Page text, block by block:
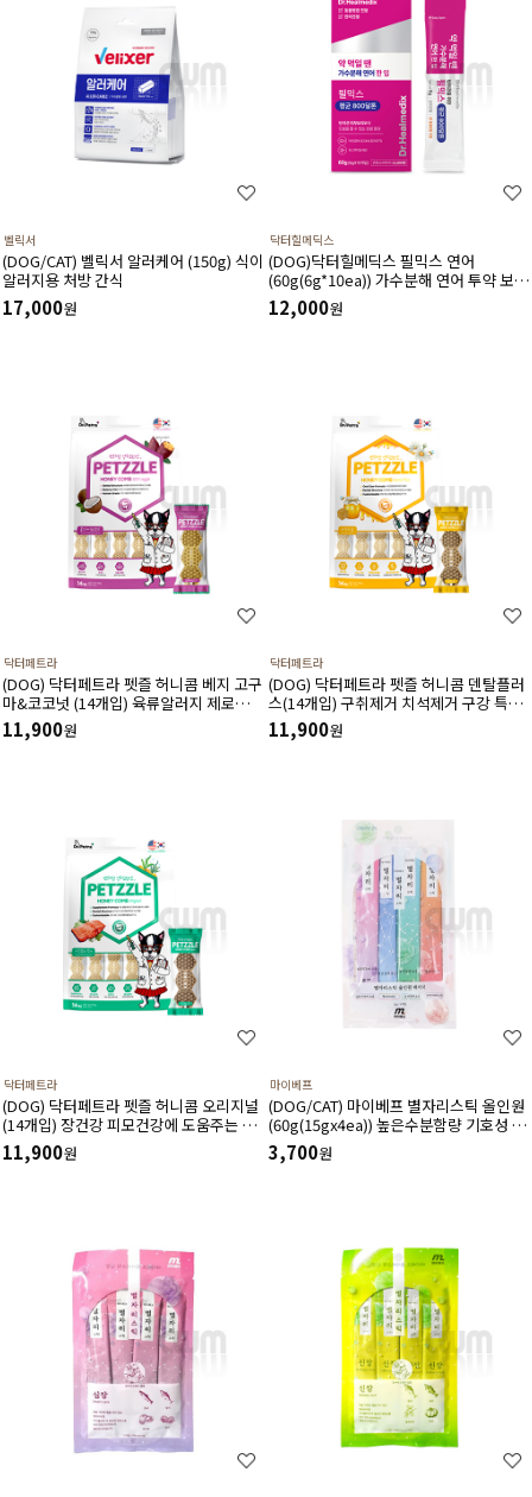
벨릭서
(DOG/CAT) 벨릭서 알러케어 (150g) 식이
알러지용 처방 간식
17,000원
닥터힐메딕스
(DOG)닥터힐메딕스 필믹스 연어
(60g(6g*10ea)) 가수분해 연어 투약 보조
간식
12,000원
닥터페트라
(DOG) 닥터페트라 펫즐 허니콤 베지 고구
마&코코넛 (14개입) 육류알러지 제로
100% 식물성 구강 기능성 영양제 양치껌
11,900원
닥터페트라
(DOG) 닥터페트라 펫즐 허니콤 덴탈플러
스(14개입) 구취제거 치석제거 구강 특화
영양제 양치껌
11,900원
닥터페트라
(DOG) 닥터페트라 펫즐 허니콤 오리지널
(14개입) 장건강 피모건강에 도움주는 구
강 기능성 영양제 양치껌
11,900원
마이베프
(DOG/CAT) 마이베프 별자리스틱 올인원
(60g(15gx4ea)) 높은수분함량 기호성 높
은 부위별 영양 간식
3,700원